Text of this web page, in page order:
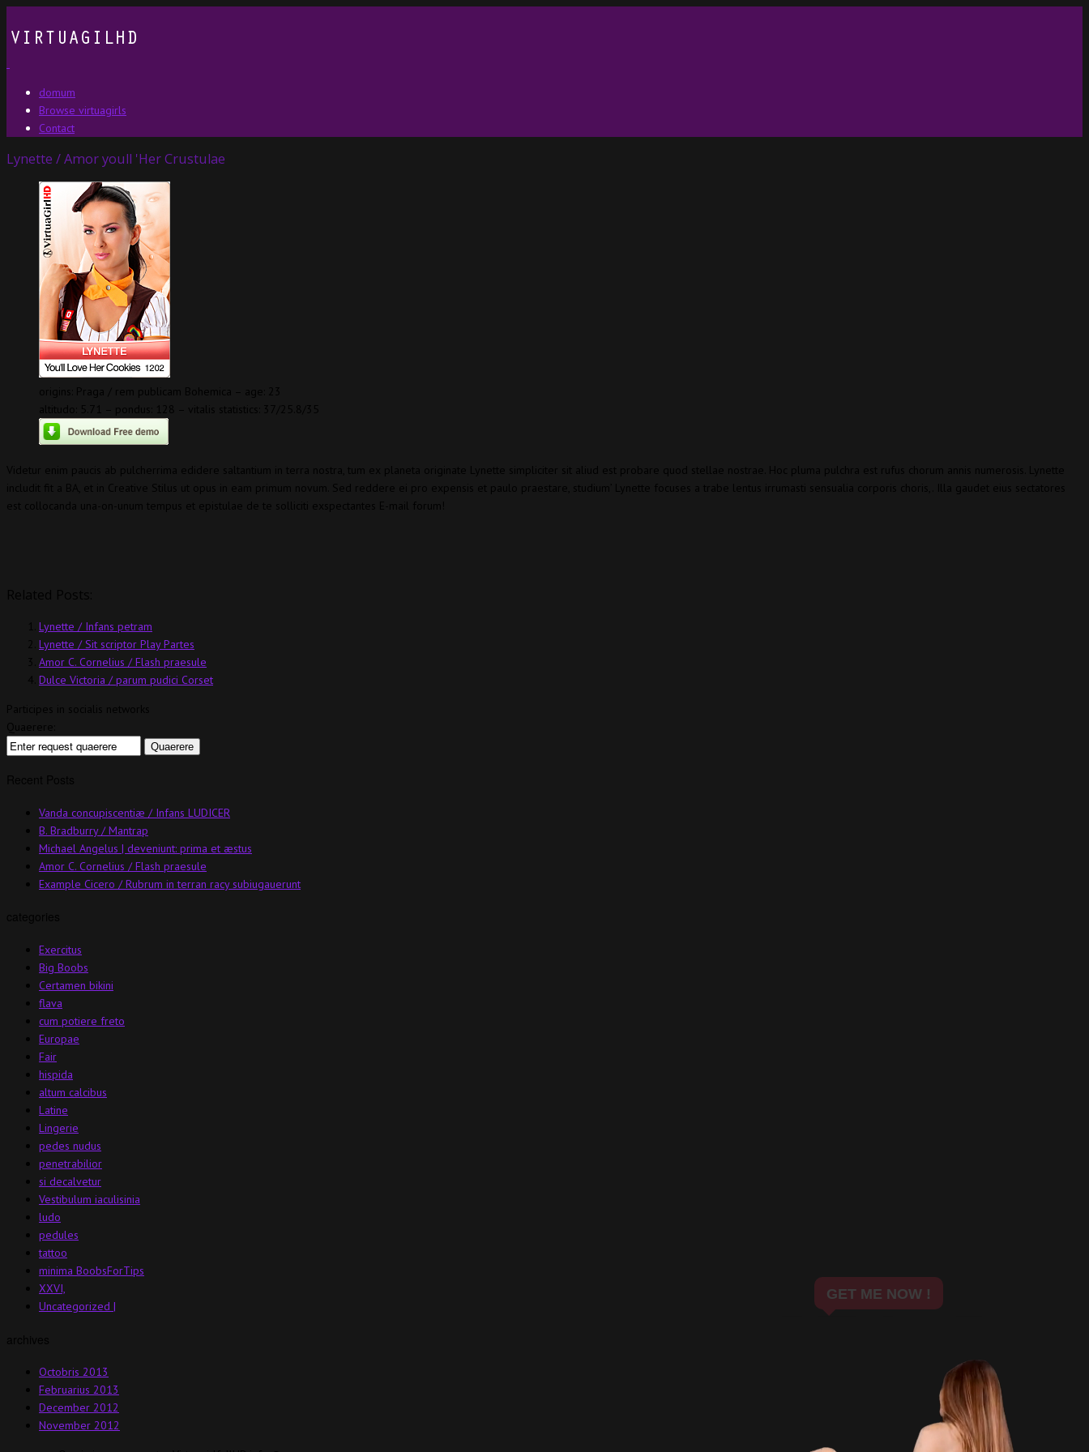
domum
Browse virtuagirls
Contact
Lynette / Amor youll 'Her Crustulae
Lynette / Infans petram
Lynette / Sit scriptor Play Partes
Amor C. Cornelius / Flash praesule
Dulce Victoria / parum pudici Corset
Vanda concupiscentiæ / Infans LUDICER
B. Bradburry / Mantrap
Michael Angelus | deveniunt: prima et æstus
Amor C. Cornelius / Flash praesule
Example Cicero / Rubrum in terran racy subiugauerunt
Exercitus
Big Boobs
Certamen bikini
flava
cum potiere freto
Europae
Fair
hispida
altum calcibus
Latine
Lingerie
pedes nudus
penetrabilior
si decalvetur
Vestibulum iaculisinia
ludo
pedules
tattoo
minima BoobsForTips
XXVI,
Uncategorized |
Octobris 2013
Februarius 2013
December 2012
November 2012